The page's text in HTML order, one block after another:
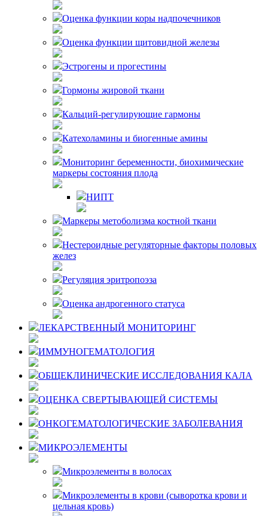
Оценка функции коры надпочечников
Оценка функции щитовидной железы
Эстрогены и прогестины
Гормоны жировой ткани
Кальций-регулирующие гармоны
Катехоламины и биогенные амины
Мониторинг беременности, биохимические
маркеры состояния плода
НИПТ
Маркеры метоболизма костной ткани
Нестероидные регуляторные факторы половых
желез
Регуляция эритропоэза
Оценка андрогенного статуса
ЛЕКАРСТВЕННЫЙ МОНИТОРИНГ
ИММУНОГЕМАТОЛОГИЯ
ОБЩЕКЛИНИЧЕСКИЕ ИССЛЕДОВАНИЯ КАЛА
ОЦЕНКА СВЕРТЫВАЮЩЕЙ СИСТЕМЫ
ОНКОГЕМАТОЛОГИЧЕСКИЕ ЗАБОЛЕВАНИЯ
МИКРОЭЛЕМЕНТЫ
Микроэлементы в волосах
Микроэлементы в крови (сыворотка крови и
цельная кровь)